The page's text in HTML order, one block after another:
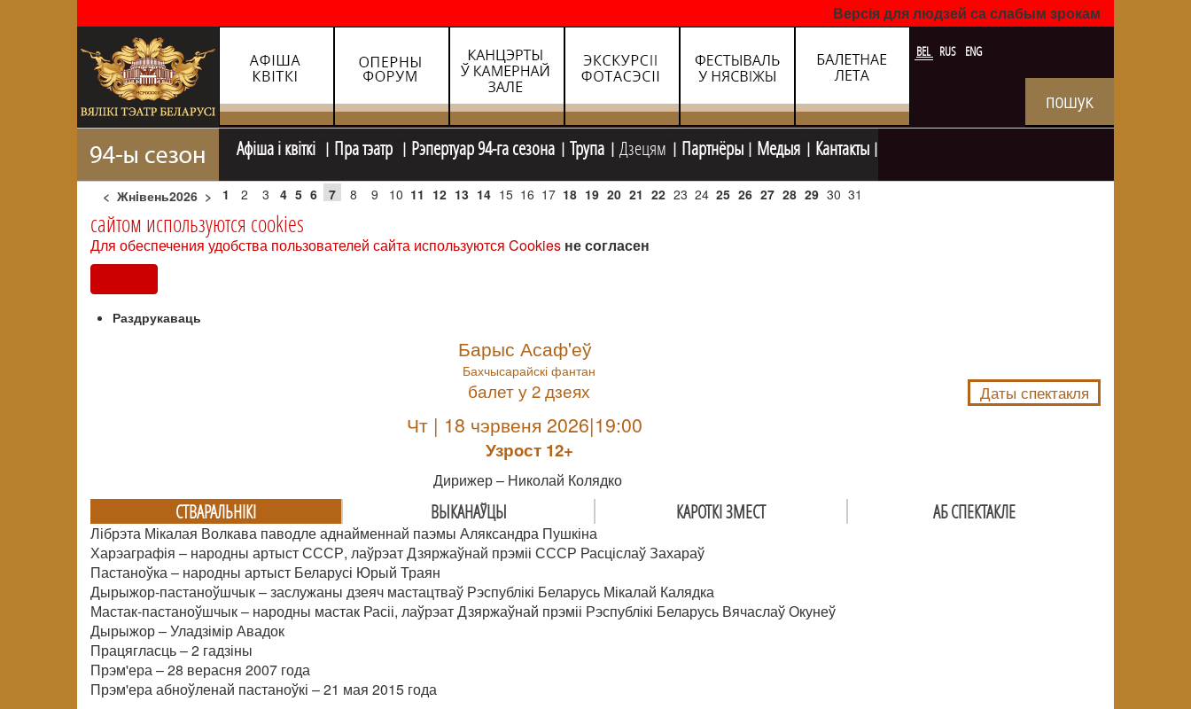
Версія для людзей са слабым зрокам
BEL RUS ENG
Афiша i квiткi Пра тэатр Рэпертуар 94-га сезона Трупа Дзецям Партнёры Медыя Кантакты
< Жнiвень2026 > 1 2 3 4 5 6 7 8 9 10 11 12 13 14 15 16 17 18 19 20 21 22 23 24 25 26 27 28 29 30 31
сайтом используются cookies
Для обеспечения удобства пользователей сайта используются Cookies не согласен
Раздрукаваць
Барыс Асаф'еў
Бахчысарайскі фантан
балет у 2 дзеях
Чт | 18 чэрвеня 2026|19:00
Узрoст 12+
Дирижер – Николай Колядко
Даты спектакля
СТВАРАЛЬНIКI ВЫКАНАЎЦЫ КАРОТКІ ЗМЕСТ АБ СПЕКТАКЛЕ
Лібрэта Мікалая Волкава паводле аднайменнай паэмы Аляксандра Пушкіна
Харэаграфія – народны артыст СССР, лаўрэат Дзяржаўнай прэміі СССР Расціслаў Захараў
Пастаноўка – народны артыст Беларусі Юрый Траян
Дырыжор-пастаноўшчык – заслужаны дзеяч мастацтваў Рэспублікі Беларусь Мікалай Калядка
Мастак-пастаноўшчык – народны мастак Расіі, лаўрэат Дзяржаўнай прэміі Рэспублікі Беларусь Вячаслаў Окунеў
Дырыжор – Уладзімір Авадок
Працягласць – 2 гадзіны
Прэм'ера – 28 верасня 2007 года
Прэм'ера абноўленай пастаноўкі – 21 мая 2015 года